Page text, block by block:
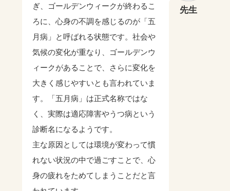
ぎ、ゴールデンウィークが終わるこ
ろに、心身の不調を感じるのが「五
月病」と呼ばれる状態です。社会や
気候の変化が重なり、ゴールデンウ
ィークがあることで、さらに変化を
大きく感じやすいとも言われていま
す。「五月病」は正式名称ではな
く、実際は適応障害やうつ病という
診断名になるようです。
主な原因としては環境が変わって慣
れない状況の中で過ごすことで、心
身の疲れをためてしまうことだと言
先生